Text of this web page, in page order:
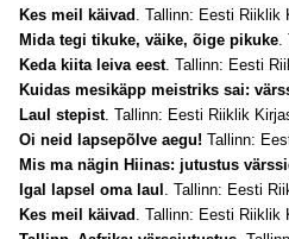
Kes meil käivad . Tallinn: Eesti Riiklik
Mida tegi tikuke, väike, õige pikuke.
Keda kiita leiva eest. Tallinn: Eesti
Kuidas mesikäpp meistriks sai:
Laul stepist. Tallinn: Eesti Riiklik
Oi neid lapsepõlve aegu! Tallinn:
Mis ma nägin Hiinas: jutustus
Igal lapsel oma laul . Tallinn: Eesti
Kes meil käivad . Tallinn: Eesti Riiklik